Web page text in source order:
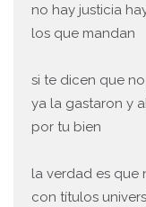
no hay justicia
los que mandan
si te dicen que
ya la gastaron y
por tu bien
la verdad es que
con títulos